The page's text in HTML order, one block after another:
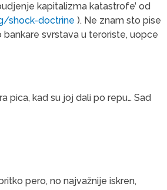
kapitalizma katastrofe’ od
shock-doctrine ). Ne znam sto pise
svrstava u teroriste, uopce
pica, kad su joj dali po repu… Sad
pero, no najvažnije iskren,